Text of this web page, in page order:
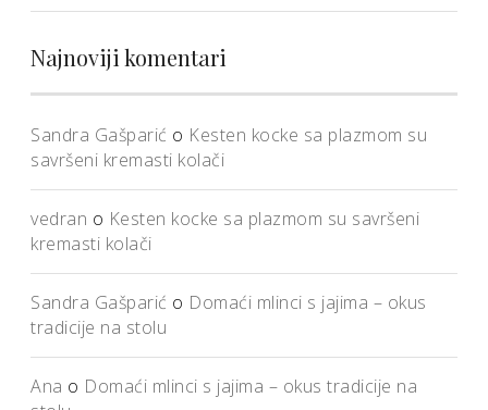
Najnoviji komentari
Sandra Gašparić o Kesten kocke sa plazmom su
savršeni kremasti kolači
vedran o Kesten kocke sa plazmom su savršeni
kremasti kolači
Sandra Gašparić o Domaći mlinci s jajima – okus
tradicije na stolu
Ana o Domaći mlinci s jajima – okus tradicije na